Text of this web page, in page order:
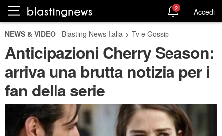
2 Accedi
NEWS & VIDEO Blasting News Italia > Tv e Gossip
Anticipazioni Cherry Season:
arriva una brutta notizia per i
fan della serie